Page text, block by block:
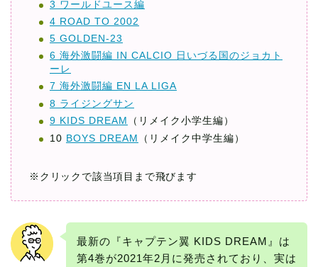
3 ワールドユース編
4 ROAD TO 2002
5 GOLDEN-23
6 海外激闘編 IN CALCIO 日いづる国のジョカト
ーレ
7 海外激闘編 EN LA LIGA
8 ライジングサン
9 KIDS DREAM
（リメイク小学生編）
10 BOYS DREAM （リメイク中学生編）
※クリックで該当項目まで飛びます
最新の『キャプテン翼 KIDS DREAM』は
第4巻が2021年2月に発売されており、実は